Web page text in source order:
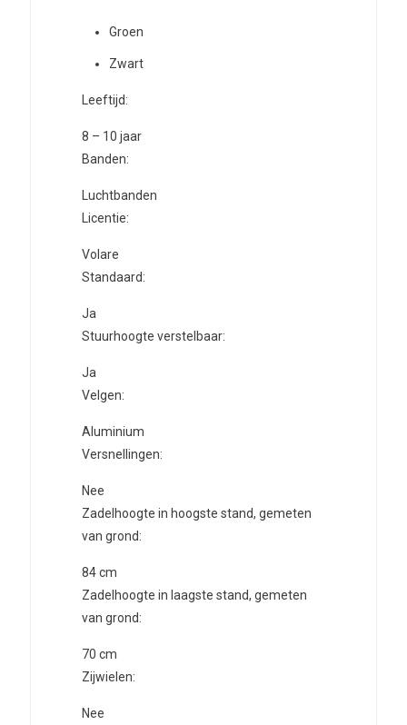
Groen
Zwart
Leeftijd:
8 – 10 jaar
Banden:
Luchtbanden
Licentie:
Volare
Standaard:
Ja
Stuurhoogte verstelbaar:
Ja
Velgen:
Aluminium
Versnellingen:
Nee
Zadelhoogte in hoogste stand, gemeten
van grond:
84cm
Zadelhoogte in laagste stand, gemeten
van grond:
70 cm
Zijwielen:
Nee